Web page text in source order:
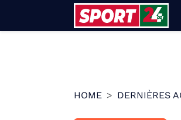
HOME DERNIÈRES